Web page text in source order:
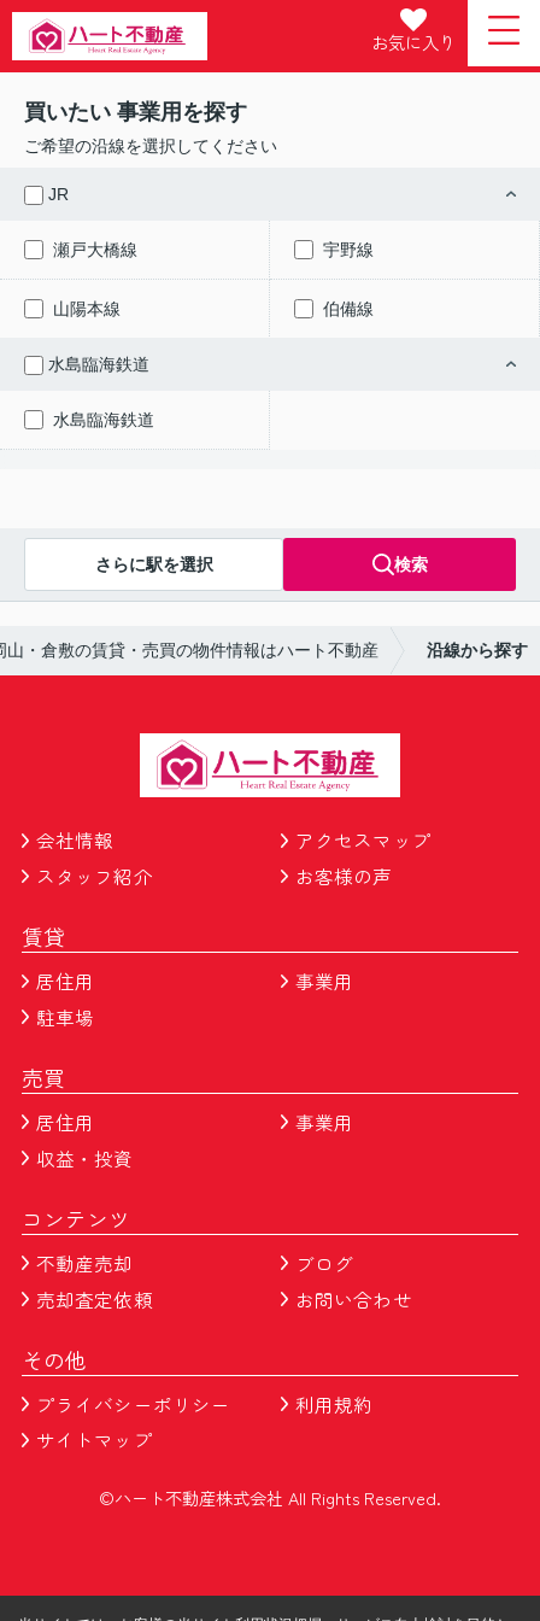
お気に入り
買いたい 事業用を探す
ご希望の沿線を選択してください
JR
瀬戸大橋線 宇野線
山陽本線 伯備線
水島臨海鉄道
水島臨海鉄道
さらに駅を選択 検索
山・倉敷の賃貸・売買の物件情報はハート不動産 沿線から探す
会社情報
アクセスマップ
スタッフ紹介
お客様の声
賃貸
居住用
事業用
駐車場
売買
居住用
事業用
収益・投資
コンテンツ
不動産売却
ブログ
売却査定依頼
お問い合わせ
その他
プライバシーポリシー
利用規約
サイトマップ
©ハート不動産株式会社 All Rights Reserved.